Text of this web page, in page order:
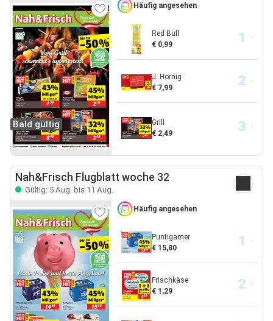
Bald gültig
Häufig angesehen
Red Bull
€ 0,99
J. Hornig
€ 7,99
Grill
€ 2,49
Nah&Frisch Flugblatt woche 32
Gültig: 5 Aug. bis 11 Aug.
Häufig angesehen
Puntigamer
€ 15,80
Frischkäse
€ 1,29